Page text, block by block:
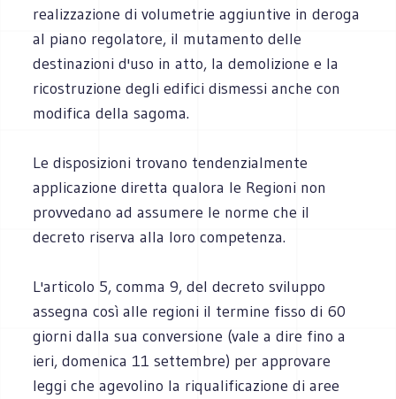
realizzazione di volumetrie aggiuntive in deroga
al piano regolatore, il mutamento delle
destinazioni d'uso in atto, la demolizione e la
ricostruzione degli edifici dismessi anche con
modifica della sagoma.
Le disposizioni trovano tendenzialmente
applicazione diretta qualora le Regioni non
provvedano ad assumere le norme che il
decreto riserva alla loro competenza.
L'articolo 5, comma 9, del decreto sviluppo
assegna così alle regioni il termine fisso di 60
giorni dalla sua conversione (vale a dire fino a
ieri, domenica 11 settembre) per approvare
leggi che agevolino la riqualificazione di aree